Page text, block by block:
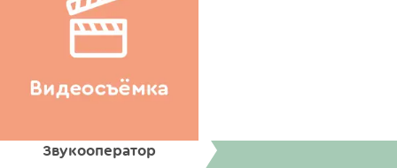
Звукооператор